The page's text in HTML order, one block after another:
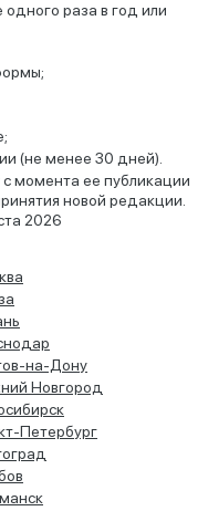
раза в год или
(не менее 30 дней).
момента ее публикации
новой редакции.
2026
на-Дону
Новгород
Петербург